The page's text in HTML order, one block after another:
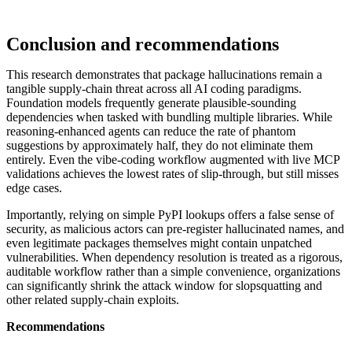
Conclusion and recommendations
This research demonstrates that package hallucinations remain a
tangible supply-chain threat across all AI coding paradigms.
Foundation models frequently generate plausible-sounding
dependencies when tasked with bundling multiple libraries. While
reasoning-enhanced agents can reduce the rate of phantom
suggestions by approximately half, they do not eliminate them
entirely. Even the vibe-coding workflow augmented with live MCP
validations achieves the lowest rates of slip-through, but still misses
edge cases.
Importantly, relying on simple PyPI lookups offers a false sense of
security, as malicious actors can pre-register hallucinated names, and
even legitimate packages themselves might contain unpatched
vulnerabilities. When dependency resolution is treated as a rigorous,
auditable workflow rather than a simple convenience, organizations
can significantly shrink the attack window for slopsquatting and
other related supply-chain exploits.
Recommendations